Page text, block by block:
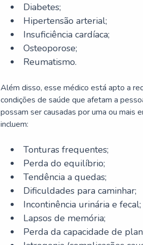
Diabetes;
Hipertensão arterial;
Insuficiência cardíaca;
Osteoporose;
Reumatismo.
Além disso, esse médico está apto a
condições de saúde que afetam a
possam ser causadas por uma ou mais
incluem:
Tonturas frequentes;
Perda do equilíbrio;
Tendência a quedas;
Dificuldades para caminhar;
Incontinência urinária e fecal;
Lapsos de memória;
Perda da capacidade de